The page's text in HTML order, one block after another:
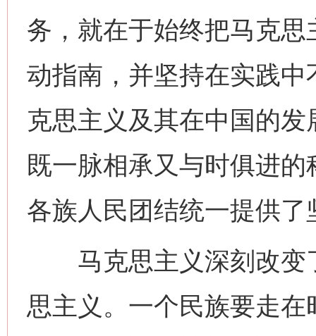
务，就在于始终把马克
动指南，并坚持在实践
克思主义及其在中国的
既一脉相承又与时俱进
各族人民团结统一提供了
马克思主义深刻改变
思主义。一个民族要走